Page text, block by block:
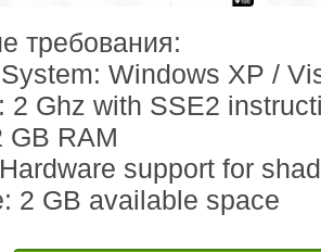
требования:
Windows XP /
2 Ghz with SSE2
GB RAM
support for
2 GB available space